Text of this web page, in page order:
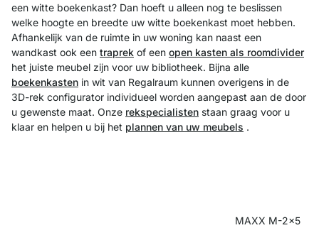
een witte boekenkast? Dan hoeft u alleen nog te beslissen
welke hoogte en breedte uw witte boekenkast moet hebben.
Afhankelijk van de ruimte in uw woning kan naast een
wandkast ook een traprek of een open kasten als roomdivider
het juiste meubel zijn voor uw bibliotheek. Bijna alle
boekenkasten in wit van Regalraum kunnen overigens in de
3D-rek configurator individueel worden aangepast aan de door
u gewenste maat. Onze rekspecialisten staan graag voor u
klaar en helpen u bij het plannen van uw meubels .
MAXX M-2x5